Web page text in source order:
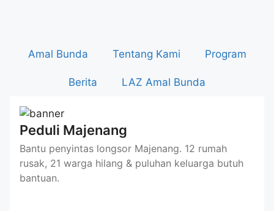
Amal Bunda Tentang Kami Program
Berita LAZ Amal Bunda
Peduli Majenang
Bantu penyintas longsor Majenang. 12 rumah
rusak, 21 warga hilang & puluhan keluarga butuh
bantuan.